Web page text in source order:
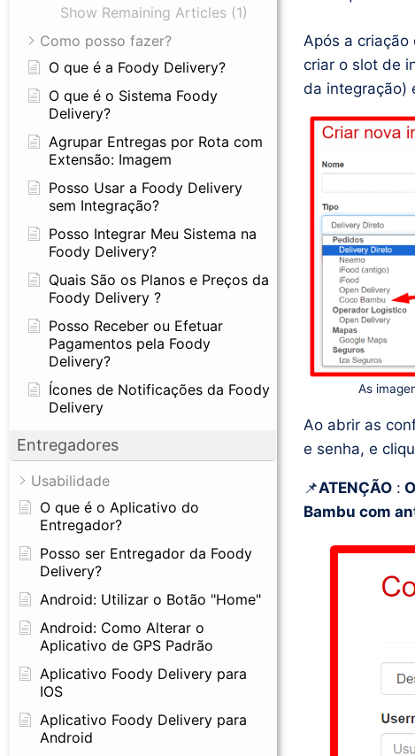
Show Remaining Articles (1)
Como posso fazer?
O que é a Foody Delivery?
O que é o Sistema Foody
Delivery?
Agrupar Entregas por Rota com
Extensão: Imagem
Posso Usar a Foody Delivery
sem Integração?
Posso Integrar Meu Sistema na
Foody Delivery?
Quais São os Planos e Preços da
Foody Delivery ?
Posso Receber ou Efetuar
Pagamentos pela Foody
Delivery?
Ícones de Notificações da Foody
Delivery
Entregadores
Usabilidade
O que é o Aplicativo do
Entregador?
Posso ser Entregador da Foody
Delivery?
Android: Utilizar o Botão "Home"
Android: Como Alterar o
Aplicativo de GPS Padrão
Aplicativo Foody Delivery para
IOS
Aplicativo Foody Delivery para
Android
Após a
criar o slot de
da integração)
As
Ao abrir as
e senha, e
📌ATENÇÃO:
Bambu com